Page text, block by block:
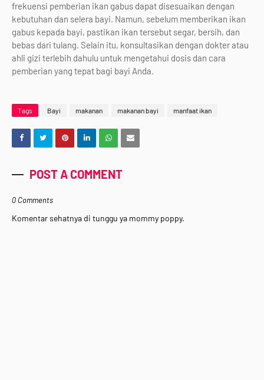
frekuensi pemberian ikan gabus dapat disesuaikan dengan
kebutuhan dan selera bayi. Namun, sebelum memberikan ikan
gabus kepada bayi, pastikan ikan tersebut segar, bersih, dan
bebas dari tulang. Selain itu, konsultasikan dengan dokter atau
ahli gizi terlebih dahulu untuk mengetahui dosis dan cara
pemberian yang tepat bagi bayi Anda.
Tags Bayi makanan makanan bayi manfaat ikan
POST A COMMENT
0 Comments
Komentar sehatnya di tunggu ya mommy poppy.